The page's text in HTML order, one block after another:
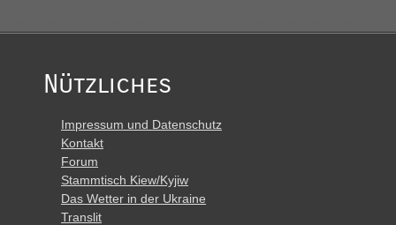
Nützliches
Impressum und Datenschutz
Kontakt
Forum
Stammtisch Kiew/Kyjiw
Das Wetter in der Ukraine
Translit